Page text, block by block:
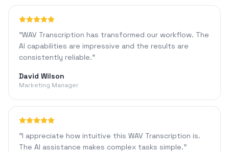
"WAV Transcription has transformed our workflow. The
AI capabilities are impressive and the results are
consistently reliable."
David Wilson
Marketing Manager
"I appreciate how intuitive this WAV Transcription is.
The AI assistance makes complex tasks simple."